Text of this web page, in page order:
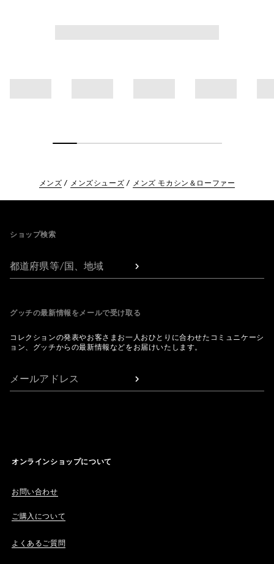
メンズ メンズシューズ メンズ モカシン＆ローファー
ショップ検索
都道府県等/国、地域
グッチの最新情報をメールで受け取る
コレクションの発表やお客さまお一人おひとりに合わせたコミュニケーシ
ョン、グッチからの最新情報などをお届けいたします。
メールアドレス
オンラインショップについて
お問い合わせ
ご購入について
よくあるご質問